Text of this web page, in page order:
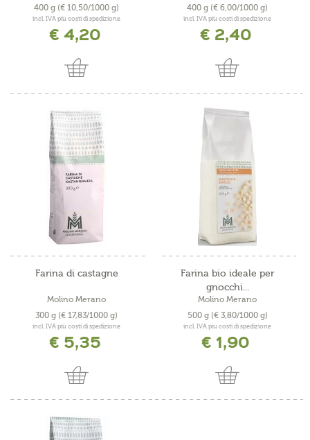
400 g (€ 10,50/1000 g)
incl. IVA più costi di spedizione
€ 4,20
400 g (€ 6,00/1000 g)
incl. IVA più costi di spedizione
€ 2,40
Farina di castagne
Molino Merano
300 g (€ 17,83/1000 g)
incl. IVA più costi di spedizione
€ 5,35
Farina bio ideale per
gnocchi...
Molino Merano
500 g (€ 3,80/1000 g)
incl. IVA più costi di spedizione
€ 1,90